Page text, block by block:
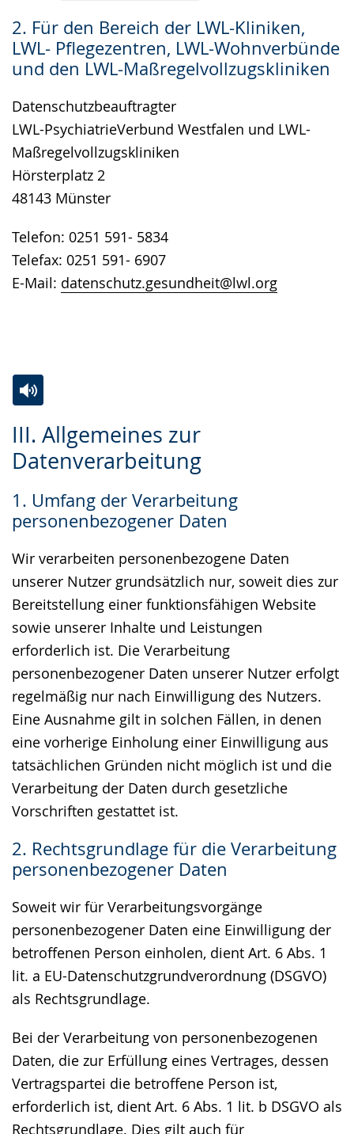
2. Für den Bereich der LWL-Kliniken,
LWL- Pflegezentren, LWL-Wohnverbünde
und den LWL-Maßregelvollzugskliniken
Datenschutzbeauftragter
LWL-PsychiatrieVerbund Westfalen und LWL-
Maßregelvollzugskliniken
Hörsterplatz 2
48143 Münster
Telefon: 0251 591- 5834
Telefax: 0251 591- 6907
E-Mail: datenschutz.gesundheit@lwl.org
III. Allgemeines zur
Datenverarbeitung
1. Umfang der Verarbeitung
personenbezogener Daten
Wir verarbeiten personenbezogene Daten
unserer Nutzer grundsätzlich nur, soweit dies zur
Bereitstellung einer funktionsfähigen Website
sowie unserer Inhalte und Leistungen
erforderlich ist. Die Verarbeitung
personenbezogener Daten unserer Nutzer erfolgt
regelmäßig nur nach Einwilligung des Nutzers.
Eine Ausnahme gilt in solchen Fällen, in denen
eine vorherige Einholung einer Einwilligung aus
tatsächlichen Gründen nicht möglich ist und die
Verarbeitung der Daten durch gesetzliche
Vorschriften gestattet ist.
2. Rechtsgrundlage für die Verarbeitung
personenbezogener Daten
Soweit wir für Verarbeitungsvorgänge
personenbezogener Daten eine Einwilligung der
betroffenen Person einholen, dient Art. 6 Abs. 1
lit. a EU-Datenschutzgrundverordnung (DSGVO)
als Rechtsgrundlage.
Bei der Verarbeitung von personenbezogenen
Daten, die zur Erfüllung eines Vertrages, dessen
Vertragspartei die betroffene Person ist,
erforderlich ist, dient Art. 6 Abs. 1 lit. b DSGVO als
Rechtsgrundlage. Dies gilt auch für
Leichten
Sprache
Audio-
Unterstützung.
Video
in
Gebärdensprache
wird
angezeigt.